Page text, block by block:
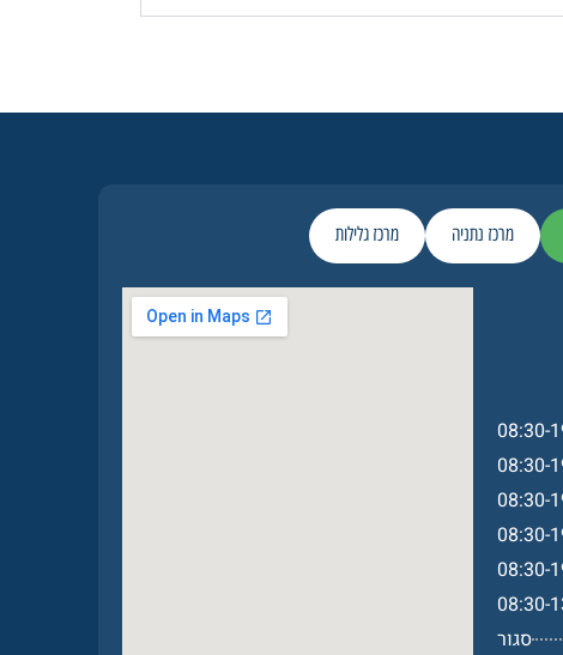
מרכז נתניה מרכז גלילות
08:30-
08:30-
08:30-
08:30-
08:30-
08:30-
סגור